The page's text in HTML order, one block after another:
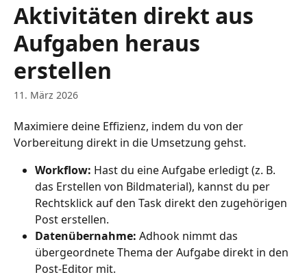
Aktivitäten direkt aus
Aufgaben heraus
erstellen
11. März 2026
Maximiere deine Effizienz, indem du von der
Vorbereitung direkt in die Umsetzung gehst.
Workflow: Hast du eine Aufgabe erledigt (z. B.
das Erstellen von Bildmaterial), kannst du per
Rechtsklick auf den Task direkt den zugehörigen
Post erstellen.
Datenübernahme: Adhook nimmt das
übergeordnete Thema der Aufgabe direkt in den
Post-Editor mit.